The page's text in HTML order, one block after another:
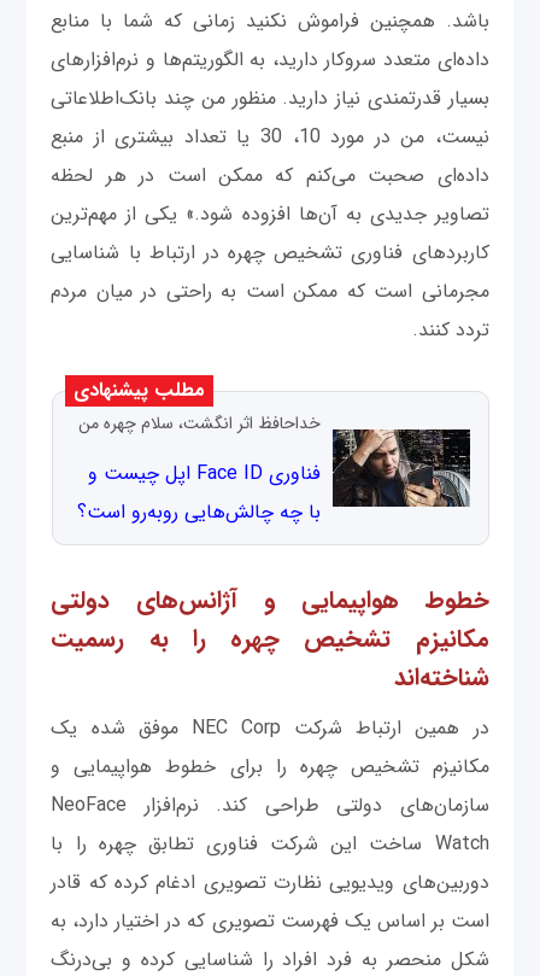
باشد. همچنین فراموش نکنید زمانی که شما با منابع
داده‌ای متعدد سروکار دارید، به الگوریتم‌ها و نرم‌افزارهای
بسیار قدرتمندی نیاز دارید. منظور من چند بانک‌اطلاعاتی
نیست، من در مورد 10، 30 یا تعداد بیشتری از منبع
داده‌ای صحبت می‌کنم که ممکن است در هر لحظه
تصاویر جدیدی به آن‌ها افزوده شود.» یکی از مهم‌ترین
کاربردهای فناوری تشخیص چهره در ارتباط با شناسایی
مجرمانی است که ممکن است به راحتی در میان مردم
تردد کنند.
مطلب پیشنهادی
خداحافظ اثر انگشت، سلام چهره من
فناوری Face ID اپل چیست و
با چه چالش‌هایی روبه‌رو است؟
خطوط هواپیمایی و آژانس‌های دولتی
مکانیزم تشخیص چهره را به رسمیت
شناخته‌اند
در همین ارتباط شرکت NEC Corp موفق شده یک
مکانیزم تشخیص چهره را برای خطوط هواپیمایی و
سازمان‌های دولتی طراحی کند. نرم‌افزار NeoFace
Watch ساخت این شرکت فناوری تطابق چهره را با
دوربین‌های ویدیویی نظارت تصویری ادغام کرده که قادر
است بر اساس یک فهرست تصویری که در اختیار دارد، به
شکل منحصر به فرد افراد را شناسایی کرده و بی‌درنگ